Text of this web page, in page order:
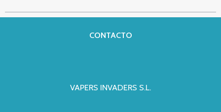
CONTACTO
VAPERS INVADERS S.L.